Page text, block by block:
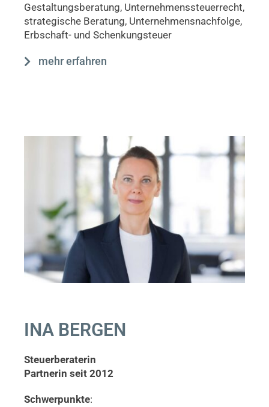
Gestaltungsberatung, Unternehmenssteuerrecht,
strategische Beratung, Unternehmensnachfolge,
Erbschaft- und Schenkungsteuer
mehr erfahren
INA BERGEN
Steuerberaterin
Partnerin seit 2012
Schwerpunkte: